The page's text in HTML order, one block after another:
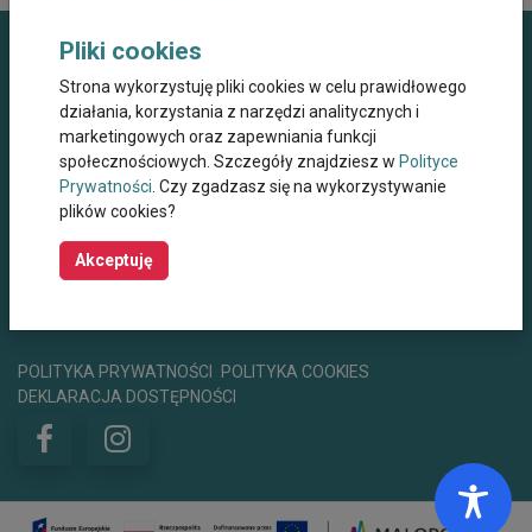
Pliki cookies
Strona wykorzystuję pliki cookies w celu prawidłowego
działania, korzystania z narzędzi analitycznych i
marketingowych oraz zapewniania funkcji
społecznościowych. Szczegóły znajdziesz w Polityce
Prywatności . Czy zgadzasz się na wykorzystywanie
plików cookies?
Akceptuję
Dane kontaktowe
Miejskie Centrum Opieki dla Osób Starszych,
Przewlekle Niepełnosprawnych oraz
Niesamodzielnych w Krakowie
ul. Wielicka 267, 30-663 Kraków
+48 12 44 67 565
POLITYKA PRYWATNOŚCI
POLITYKA COOKIES
DEKLARACJA DOSTĘPNOŚCI